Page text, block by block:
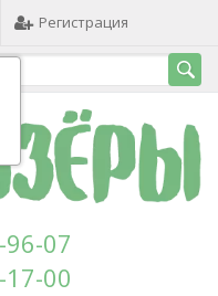
Регистрация
07
00